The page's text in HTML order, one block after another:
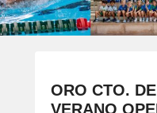
ORO CTO.
VERANO